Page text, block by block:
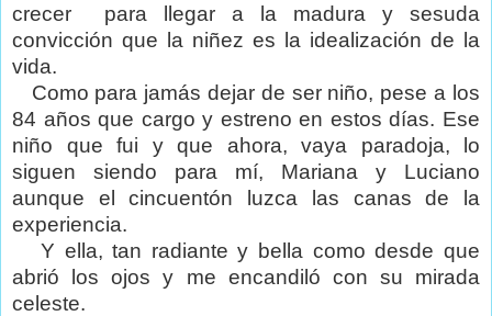
crecer
para llegar a la madura y sesuda
convicción que la niñez es la idealización de la
vida.
Como para jamás dejar de ser niño, pese a los
84 años que cargo y estreno en estos días. Ese
niño que fui y que ahora, vaya paradoja, lo
siguen siendo para mí, Mariana y Luciano
aunque el cincuentón luzca las canas de la
experiencia.
Y ella, tan radiante y bella como desde que
abrió los ojos y me encandiló con su mirada
celeste.